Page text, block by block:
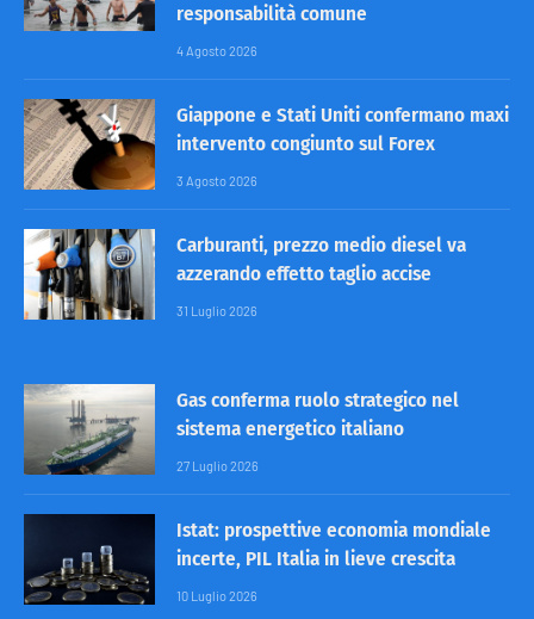
responsabilità comune
4 Agosto 2026
Giappone e Stati Uniti confermano maxi
intervento congiunto sul Forex
3 Agosto 2026
Carburanti, prezzo medio diesel va
azzerando effetto taglio accise
31 Luglio 2026
Gas conferma ruolo strategico nel
sistema energetico italiano
27 Luglio 2026
Istat: prospettive economia mondiale
incerte, PIL Italia in lieve crescita
10 Luglio 2026